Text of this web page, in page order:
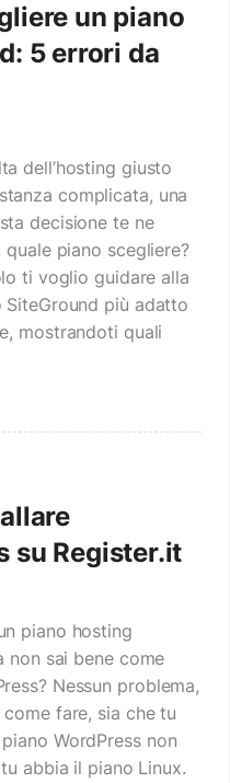
un piano
5 errori da
dell’hosting giusto
complicata, una
decisione te ne
quale piano scegliere?
ti voglio guidare alla
SiteGround più adatto
mostrandoti quali
su Register.it
piano hosting
non sai bene come
Nessun problema,
fare, sia che tu
WordPress non
abbia il piano Linux.